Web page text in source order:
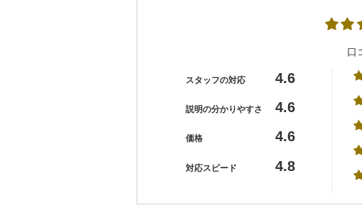
口
スタッフの対応 4.6
説明の分かりやすさ 4.6
価格 4.6
対応スピード 4.8